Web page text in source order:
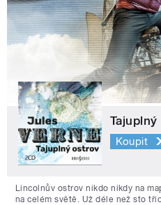
Koupit
Lincolnův ostrov nikdo nikdy na
na celém světě. Už déle než sto